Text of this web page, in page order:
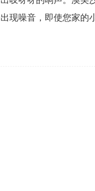
现噪音，即使您家的